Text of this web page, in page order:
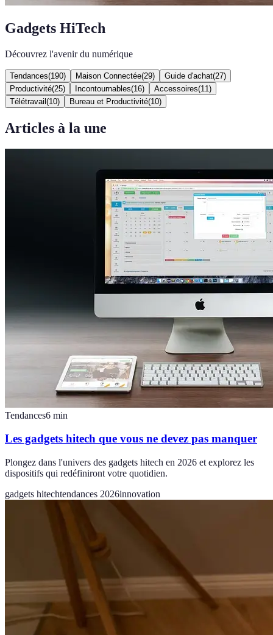
Gadgets HiTech
Découvrez l'avenir du numérique
Tendances(190) Maison Connectée(29) Guide d'achat(27)
Productivité(25) Incontournables(16) Accessoires(11 )
Télétravail (10) Bureau et Productivité(10)
Articles à la une
Tendances6 min
Les gadgets hitech que vous ne devez pas manquer
Plongez dans l'univers des gadgets hitech en 2026 et explorez les
dispositifs qui redéfiniront votre quotidien.
gadgets hitechtendances 2026innovation